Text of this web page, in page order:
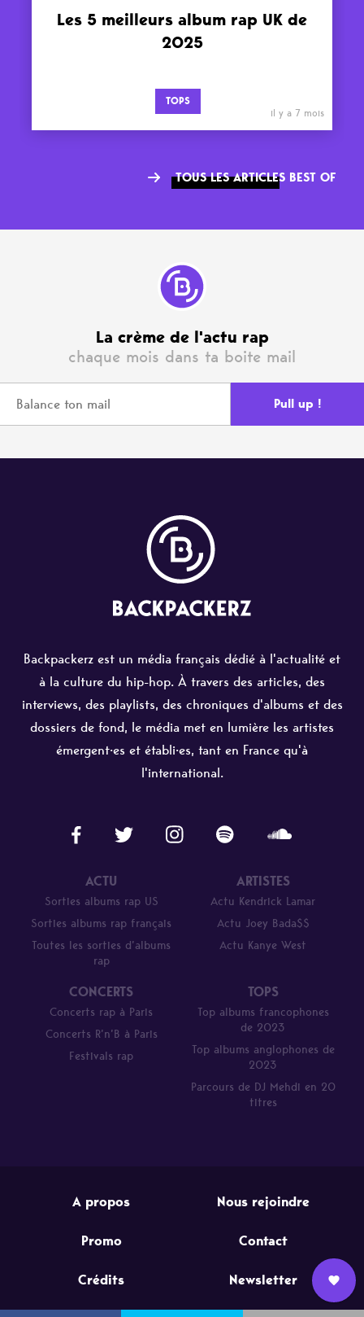
Nous
Les 5 meilleurs album rap UK de
2025
TOPS
il y a 7 mois
TOUS LES ARTICLES BEST OF
La crème de l'actu rap
chaque mois dans ta boite mail
Backpackerz est un média français dédié à l'actualité et
à la culture du hip-hop. À travers des articles, des
interviews, des playlists, des chroniques d'albums et des
dossiers de fond, le média met en lumière les artistes
émergent·es et établi·es, tant en France qu'à
l'international.
ACTU
Sorties albums rap US
Sorties albums rap français
Toutes les sorties d’albums
rap
ARTISTES
Actu Kendrick Lamar
Actu Joey Bada$$
Actu Kanye West
CONCERTS
Concerts rap à Paris
Concerts R’n’B à Paris
Festivals rap
TOPS
Top albums francophones
de 2023
Top albums anglophones de
2023
Parcours de DJ Mehdi en 20
titres
A propos Nous rejoindre
Promo Contact
Crédits Newsletter